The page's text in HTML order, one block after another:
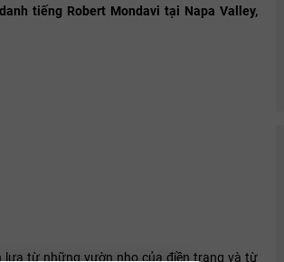
tiếng Robert Mondavi tại Napa Valley,
lựa từ những vườn nho của điền trang và từ